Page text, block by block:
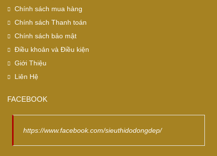
Chính sách mua hàng
Chính sách Thanh toán
Chính sách bảo mật
Điều khoản và Điều kiện
Giới Thiệu
Liên Hệ
FACEBOOK
https://www.facebook.com/sieuthidodongdep/